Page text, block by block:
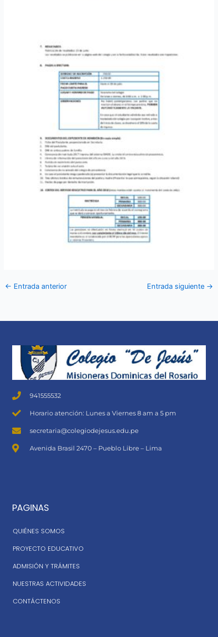
← Entrada anterior Entrada siguiente →
941555532
Horario atención: Lunes a Viernes 8 am a 5 pm
secretaria@colegiodejesus.edu.pe
Avenida Brasil 2470 – Pueblo Libre – Lima
PAGINAS
QUIÉNES SOMOS
PROYECTO EDUCATIVO
ADMISIÓN Y TRÁMITES
NUESTRAS ACTIVIDADES
CONTÁCTENOS